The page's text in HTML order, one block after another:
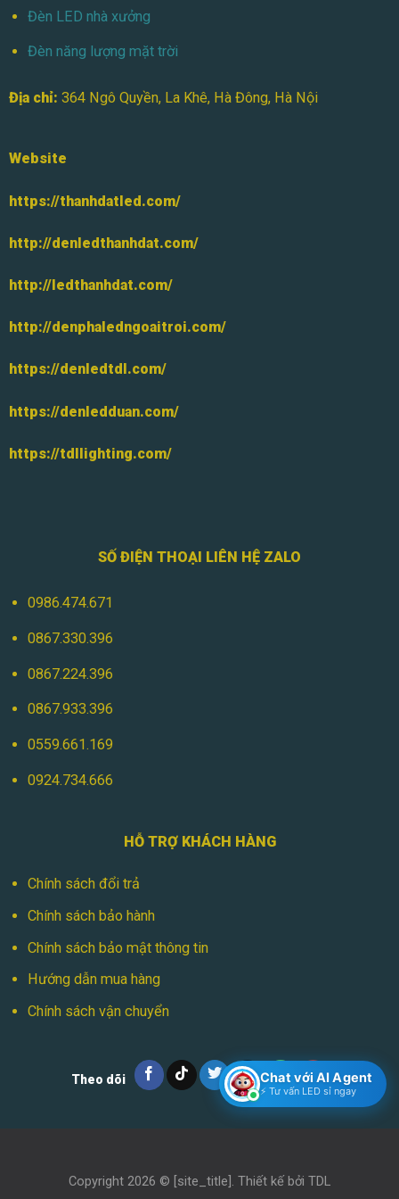
Đèn LED nhà xưởng
Đèn năng lượng mặt trời
Địa chỉ: 364 Ngô Quyền, La Khê, Hà Đông, Hà Nội
Website
https://thanhdatled.com/
http://denledthanhdat.com/
http://ledthanhdat.com/
http://denphaledngoaitroi.com/
https://denledtdl.com/
https://denledduan.com/
https://tdllighting.com/
SỐ ĐIỆN THOẠI LIÊN HỆ ZALO
0986.474.671
0867.330.396
0867.224.396
0867.933.396
0559.661.169
0924.734.666
HỖ TRỢ KHÁCH HÀNG
Chính sách đổi trả
Chính sách bảo hành
Chính sách bảo mật thông tin
Hướng dẫn mua hàng
Chính sách vận chuyển
Theo dõi
Copyright 2026 © [site_title] . Thiết kế bởi TDL
Chat với AI Agent
⚡ Tư vấn LED sỉ ngay